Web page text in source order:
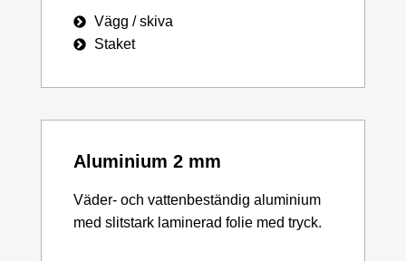
Vägg / skiva
Staket
Aluminium 2 mm
Väder- och vattenbeständig aluminium
med slitstark laminerad folie med tryck.